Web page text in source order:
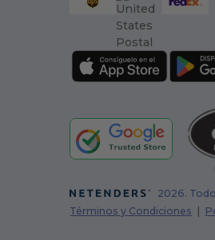
2026.
Términos y Condiciones |